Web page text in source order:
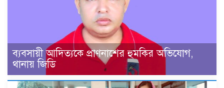
ব্যবসায়ী আদিত্যকে প্রাণনাশের হুমকির অভিযোগ,
থানায় জিডি